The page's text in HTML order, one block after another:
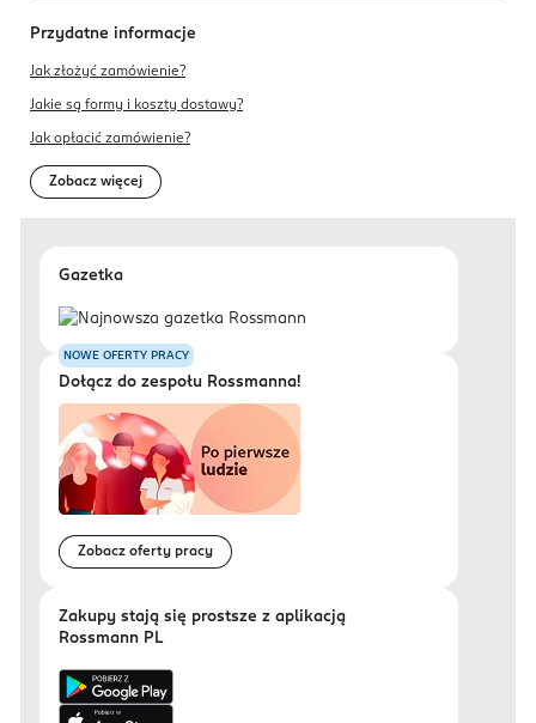
Przydatne informacje
Jak złożyć zamówienie?
Jakie są formy i koszty dostawy?
Jak opłacić zamówienie?
Zobacz więcej
Gazetka
NOWE OFERTY PRACY
Dołącz do zespołu Rossmanna!
Zobacz oferty pracy
Zakupy stają się prostsze z aplikacją
Rossmann PL